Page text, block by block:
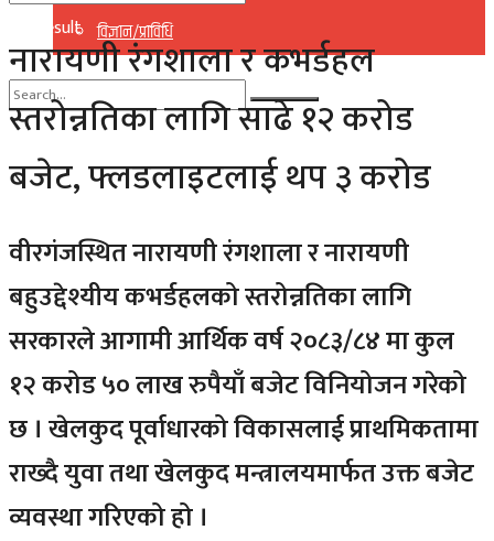
विज्ञान/प्राविधि
No Result
View All Result
No Result
View All Result
नारायणी रंगशाला र कभर्डहल
स्तरोन्नतिका लागि साढे १२ करोड
बजेट, फ्लडलाइटलाई थप ३ करोड
वीरगंजस्थित नारायणी रंगशाला र नारायणी
बहुउद्देश्यीय कभर्डहलको स्तरोन्नतिका लागि
सरकारले आगामी आर्थिक वर्ष २०८३/८४ मा कुल
१२ करोड ५० लाख रुपैयाँ बजेट विनियोजन गरेको
छ । खेलकुद पूर्वाधारको विकासलाई प्राथमिकतामा
राख्दै युवा तथा खेलकुद मन्त्रालयमार्फत उक्त बजेट
व्यवस्था गरिएको हो ।